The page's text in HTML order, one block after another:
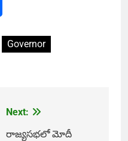
Governor
Next:
రాజ్యసభలో మోదీ